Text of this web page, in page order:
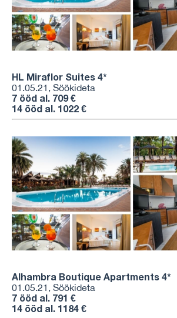
HL Miraflor Suites 4*
01.05.21, Söökideta
7 ööd al. 709 €
14 ööd al. 1022 €
Alhambra Boutique Apartments 4*
01.05.21, Söökideta
7 ööd al. 791 €
14 ööd al. 1184 €